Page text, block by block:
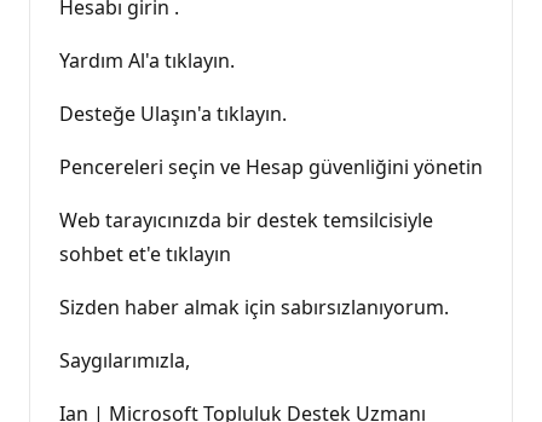
Hesabı girin .
Yardım Al'a tıklayın.
Desteğe Ulaşın'a tıklayın.
Pencereleri seçin ve Hesap güvenliğini yönetin
Web tarayıcınızda bir destek temsilcisiyle
sohbet et'e tıklayın
Sizden haber almak için sabırsızlanıyorum.
Saygılarımızla,
Ian | Microsoft Topluluk Destek Uzmanı